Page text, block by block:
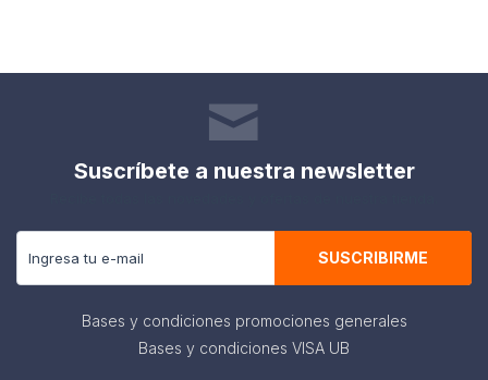
Suscríbete a nuestra newsletter
SUSCRIBIRME
Bases y condiciones promociones generales
Bases y condiciones VISA UB